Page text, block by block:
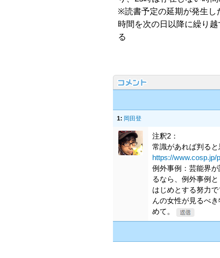
※読書予定の延期が発生し
時間を次の日以降に繰り
る
1: 岡田登
注釈2：
常識があれば判る
https://www.cosp.jp/
例外事例：芸能界
るなら、例外事例
はじめとする努力
んの女性が見るべ
めて。